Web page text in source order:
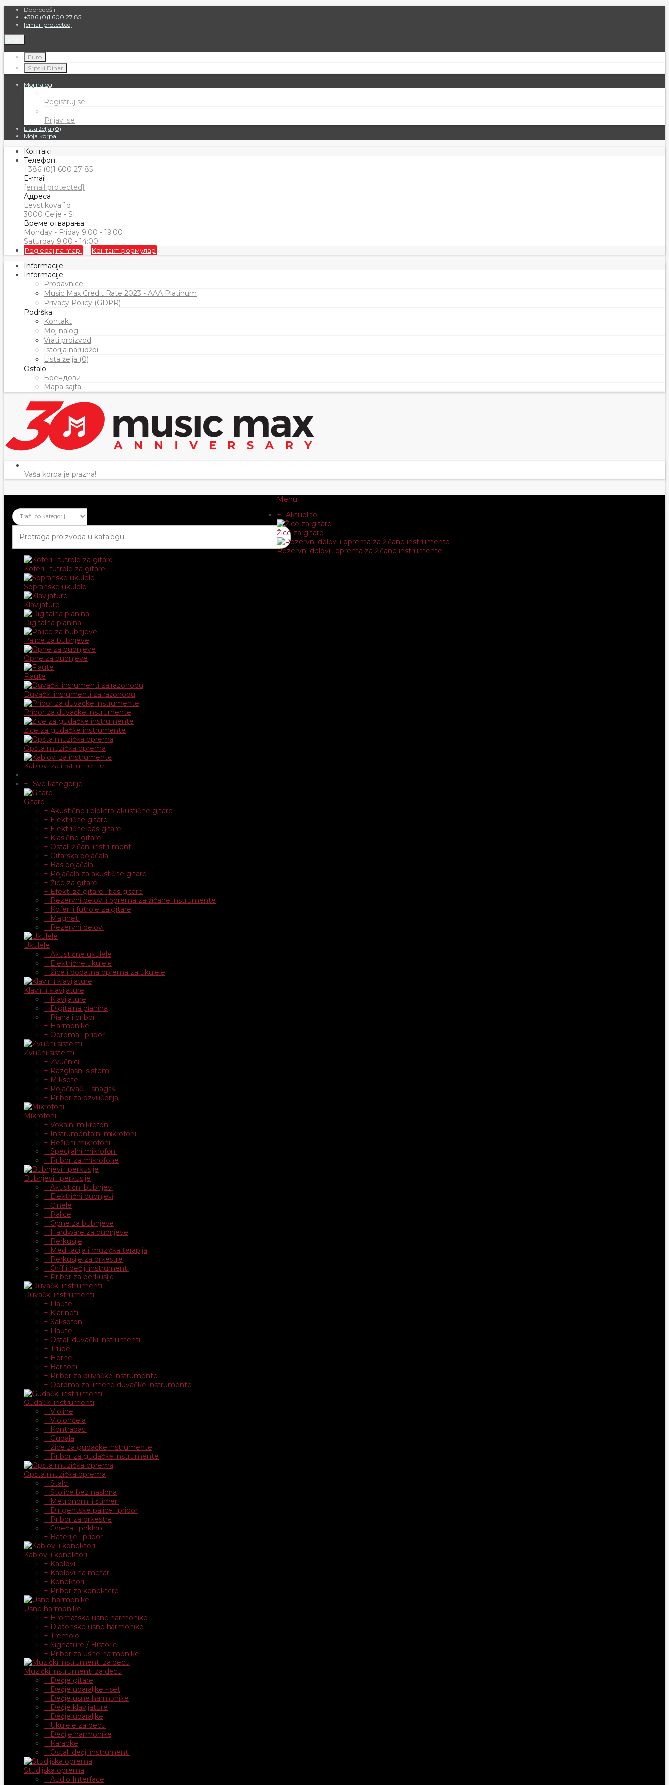
Dobrodošli
+386 (0)1 600 27 85
[email protected]
Euro
Srpski Dinar
Moj nalog
Registruj se
Prijavi se
Lista želja (0)
Moja korpa
Контакт
Телефон
+386 (0)1 600 27 85
E-mail
[email protected]
Адреса
Levstikova 1d
3000 Celje - SI
Време отварања
Monday - Friday 9:00 - 19:00
Saturday 9:00 - 14:00
Pogledaj na mapi Контакт формулар
Informacije
Informacije
Prodavnice
Music Max Credit Rate 2023 - AAA Platinum
Privacy Policy (GDPR)
Podrška
Kontakt
Moj nalog
Vrati proizvod
Istorija narudžbi
Lista želja (0)
Ostalo
Брендови
Mapa sajta
Vaša korpa je prazna!
Menu
+- Aktuelno
Žice za gitare
Rezervni delovi i oprema za žičane instrumente
Koferi i futrole za gitare
Sopranske ukulele
Klavijature
Digitalna pianina
Palice za bubnjeve
Opne za bubnjeve
Flaute
Duvački insrumenti za razonodu
Pribor za duvačke instrumente
Žice za gudačke instrumente
Opšta muzička oprema
Kablovi za instrumente
+- Sve kategorije
Gitare
+ Akustične i elektro-akustične gitare
+ Električne gitare
+ Električne bas gitare
+ Klasične gitare
+ Ostali žičani instrumenti
+ Gitarska pojačala
+ Bas pojačala
+ Pojačala za akustične gitare
+ Žice za gitare
+ Efekti za gitare i bas gitare
+ Rezervni delovi i oprema za žičane instrumente
+ Koferi i futrole za gitare
+ Magneti
+ Rezervni delovi
Ukulele
+ Akustične ukulele
+ Električne ukulele
+ Žice i dodatna oprema za ukulele
Klaviri i klavijature
+ Klavijature
+ Digitalna pianina
+ Piana i pribor
+ Harmonike
+ Oprema i pribor
Zvučni sistemi
+ Zvučnici
+ Razglasni sistemi
+ Miksete
+ Pojačivači - snagaši
+ Pribor za ozvučenja
Mikrofoni
+ Vokalni mikrofoni
+ Instrumentalni mikrofoni
+ Bežični mikrofoni
+ Specijalni mikrofoni
+ Pribor za mikrofone
Bubnjevi i perkusije
+ Akustični bubnjevi
+ Električni bubnjevi
+ Činele
+ Palice
+ Opne za bubnjeve
+ Hardware za bubnjeve
+ Perkusije
+ Meditacija i muzička terapija
+ Perkusije za orkestre
+ Orff i dečiji instrumenti
+ Pribor za perkusije
Duvački instrumenti
+ Flaute
+ Klarineti
+ Saksofoni
+ Flaute
+ Ostali duvački instrumenti
+ Trube
+ Horne
+ Baritoni
+ Pribor za duvačke instrumente
+ Oprema za limene duvačke instrumente
Gudački instrumenti
+ Violine
+ Violončela
+ Kontrabasi
+ Gudala
+ Žice za gudačke instrumente
+ Pribor za gudačke instrumente
Opšta muzička oprema
+ Stalci
+ Stolice bez naslona
+ Metronomi i štimeri
+ Dirigentske palice i pribor
+ Pribor za orkestre
+ Odeća i pokloni
+ Baterije i pribor
Kablovi i konektori
+ Kablovi
+ Kablovi na metar
+ Konektori
+ Pribor za konektore
Usne harmonike
+ Hromatske usne harmonike
+ Diatonske usne harmonike
+ Tremolo
+ Signature / Historic
+ Pribor za usne harmonike
Muzički instrumenti za decu
+ Dečje gitare
+ Dečje udaraljke - set
+ Dečje usne harmonike
+ Dečje klavijature
+ Dečje udaraljke
+ Ukulele za decu
+ Dečije harmonike
+ Karaoke
+ Ostali dečji instrumenti
Studijska oprema
+ Audio Interface